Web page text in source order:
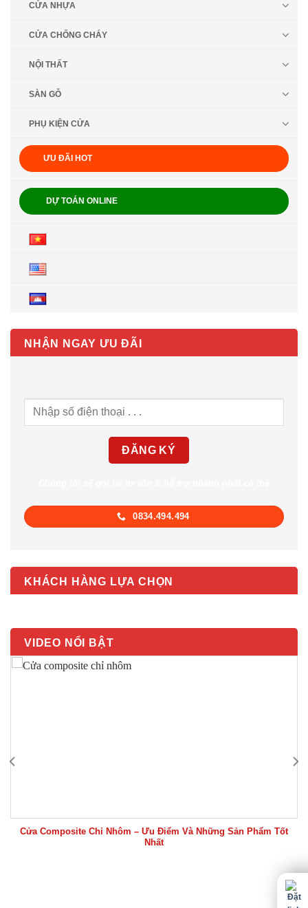
CỬA NHỰA
CỬA CHỐNG CHÁY
NỘI THẤT
SÀN GỖ
PHỤ KIỆN CỬA
ƯU ĐÃI HOT
DỰ TOÁN ONLINE
NHẬN NGAY ƯU ĐÃI
0834.494.494
KHÁCH HÀNG LỰA CHỌN
VIDEO NỔI BẬT
Cửa Composite Chỉ Nhôm – Ưu Điểm Và Những Sản Phẩm Tốt
Nhất